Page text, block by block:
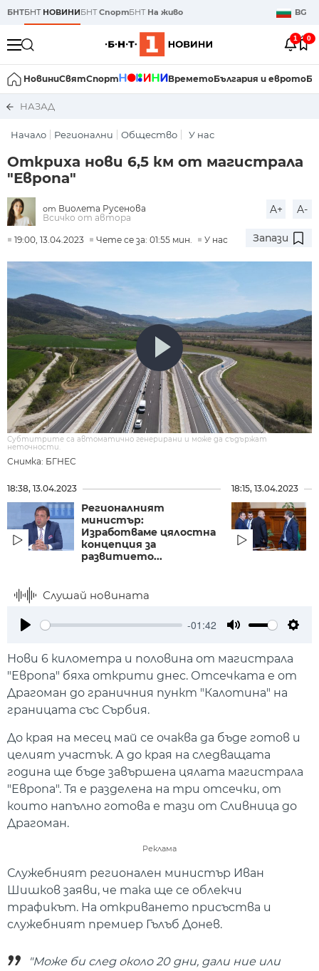
БНТБНТ НОВИНИБНТСпортБНТ На живо BG
1 0
НовиниСвятСпорт ВреметоБългария и еврото
НАЗАД
Начало Регионални Общество У нас
Откриха нови 6,5 км от магистрала
"Европа"
от Виолета Русенова
Всичко от автора
A+ A-
19:00, 13.04.2023 Чете се за: 01:55 мин. У нас Запази
Снимка: БГНЕС
Субтитрите са автоматично генерирани и може да съдържат
неточности.
18:38, 13.04.2023
Регионалният
министър:
Изработваме цялостна
концепция за
развитието...
18:15, 13.04.2023
Слушай новината
-01:42
Нови 6 километра и половина от магистрала
"Европа" бяха открити днес. Отсечката е от
Драгоман до граничния пункт "Калотина" на
границата със Сърбия.
До края на месец май се очаква да бъде готов и
целият участък. А до края на следващата
година ще бъде завършена цялата магистрала
"Европа". Тя е разделена на три отсечки, от
които напълно готова е тази от Сливница до
Драгоман.
Реклама
Служебният регионален министър Иван
Шишков заяви, че така ще се облекчи
трафикът. На откриването присъства и
служебният премиер Гълъб Донев.
"Може би след около 20 дни, дали ние или